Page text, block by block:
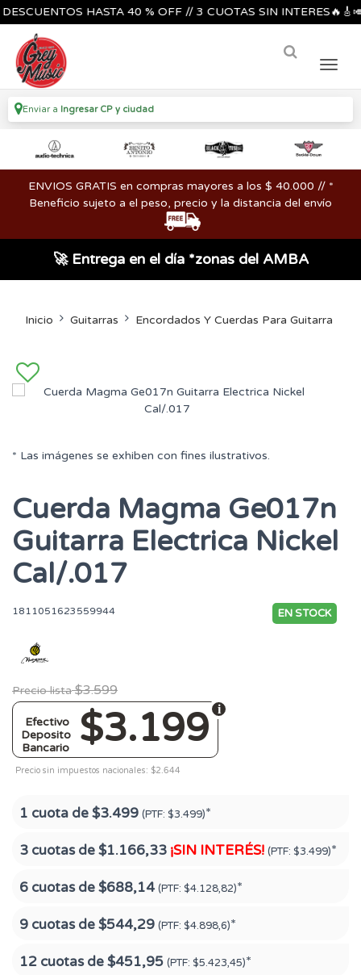
HASTA 40 % OFF // 3 CUOTAS SIN INTERES🔥🎸🎺🎶/
Enviar a Ingresar CP y ciudad
ENVIOS GRATIS en compras mayores a los $ 40.000 // *
Beneficio sujeto a el peso, precio y la distancia del envío
🚀 Entrega en el día *zonas del AMBA
Inicio Guitarras Encordados Y Cuerdas Para Guitarra
* Las imágenes se exhiben con fines ilustrativos.
Cuerda Magma Ge017n
Guitarra Electrica Nickel
Cal/.017
1811051623559944 EN STOCK
Precio lista $3.599
$3.199
Efectivo
Deposito
Bancario
Precio sin impuestos nacionales: $2.644
1 cuota de$3.499 (PTF: $3.499)*
3 cuotas de$1.166,33 ¡SIN INTERÉS! (PTF: $3.499)*
6 cuotas de$688,14 (PTF: $4.128,82)*
9 cuotas de$544,29 (PTF: $4.898,6)*
12 cuotas de$451,95 (PTF: $5.423,45)*